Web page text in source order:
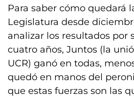
Para saber cómo quedará
Legislatura desde
analizar los resultados por
cuatro años, Juntos (la
UCR) ganó en todas,
quedó en manos del
que estas fuerzas son las